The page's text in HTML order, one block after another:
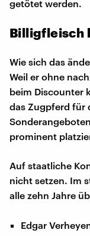
getötet werden.
Billigfleisch
Wie sich das
Weil er ohne
beim Discounter
das Zugpferd für
prominent
Auf staatliche
nicht setzen. Im
alle zehn Jahre
Edgar